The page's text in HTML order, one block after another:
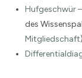
Hufgeschwür
des
Mitgliedschaft)